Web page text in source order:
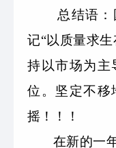
总结语
记“以质量求
持以市场为主
位。坚定不移
摇！！！
在新的一年